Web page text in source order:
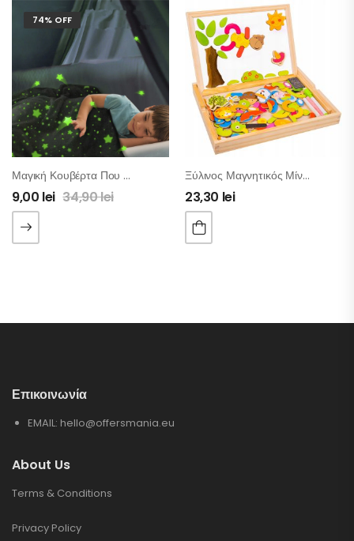
74% OFF
Μαγική Κουβέρτα Που Φωσφoρίζει Στο Σκοτάδι
9,00 lei 34,90lei
Ξύλινος Μαγνητικός Μίνι Πίνακας Μαρκαδόρου – Κιμωλίας Με Παραστάσεις Παζλ
23,30 lei
Επικοινωνία
EMAIL: hello@offersmania.eu
About Us
Terms & Conditions
Privacy Policy